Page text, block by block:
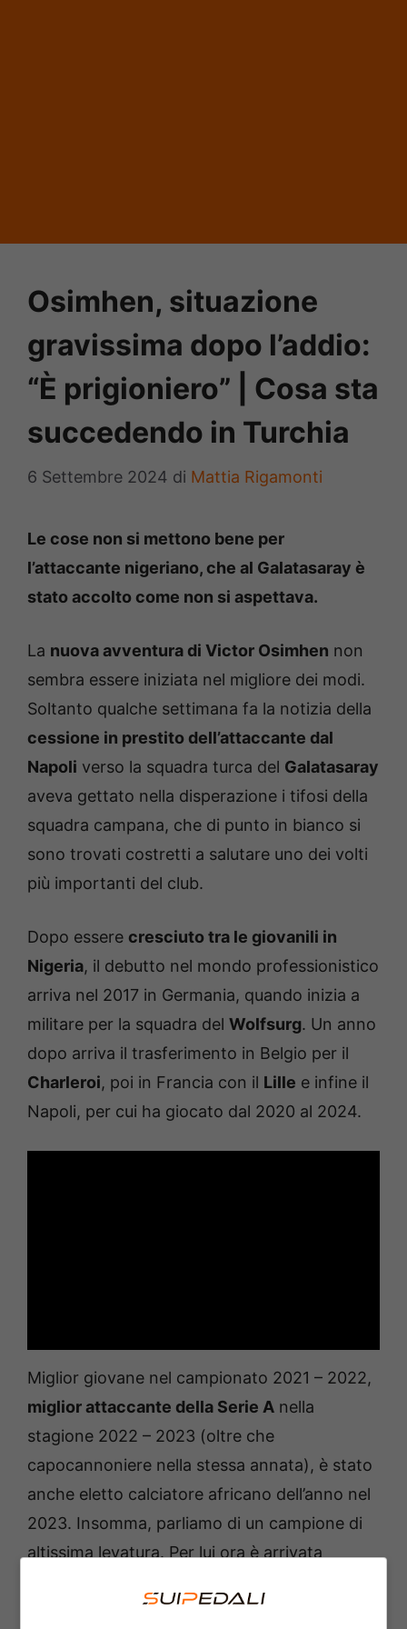
Osimhen, situazione
gravissima dopo l’addio:
“È prigioniero” | Cosa sta
succedendo in Turchia
6 Settembre 2024 di Mattia Rigamonti
Le cose non si mettono bene per
l’attaccante nigeriano, che al Galatasaray è
stato accolto come non si aspettava.
La nuova avventura di Victor Osimhen non
sembra essere iniziata nel migliore dei modi.
Soltanto qualche settimana fa la notizia della
cessione in prestito dell’attaccante dal
Napoli verso la squadra turca del Galatasaray
aveva gettato nella disperazione i tifosi della
squadra campana, che di punto in bianco si
sono trovati costretti a salutare uno dei volti
più importanti del club.
Dopo essere cresciuto tra le giovanili in
Nigeria, il debutto nel mondo professionistico
arriva nel 2017 in Germania, quando inizia a
militare per la squadra del Wolfsurg. Un anno
dopo arriva il trasferimento in Belgio per il
Charleroi, poi in Francia con il Lille e infine il
Napoli, per cui ha giocato dal 2020 al 2024.
Miglior giovane nel campionato 2021 – 2022,
miglior attaccante della Serie A nella
stagione 2022 – 2023 (oltre che
capocannoniere nella stessa annata), è stato
anche eletto calciatore africano dell’anno nel
2023. Insomma, parliamo di un campione di
altissima levatura. Per lui ora è arrivata
però non sembra essere iniziata nel migliore